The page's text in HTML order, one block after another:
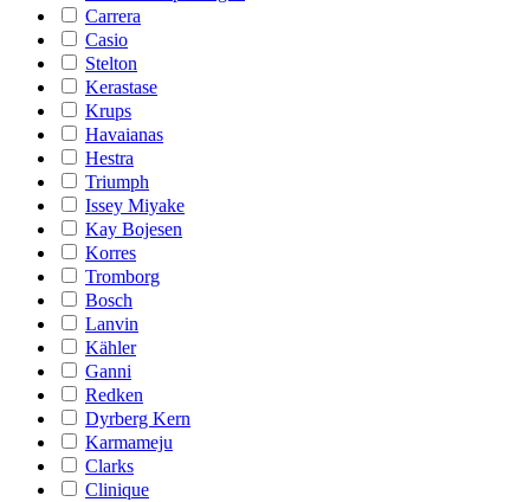
Carrera
Casio
Stelton
Kerastase
Krups
Havaianas
Hestra
Triumph
Issey Miyake
Kay Bojesen
Korres
Tromborg
Bosch
Lanvin
Kähler
Ganni
Redken
Dyrberg Kern
Karmameju
Clarks
Clinique